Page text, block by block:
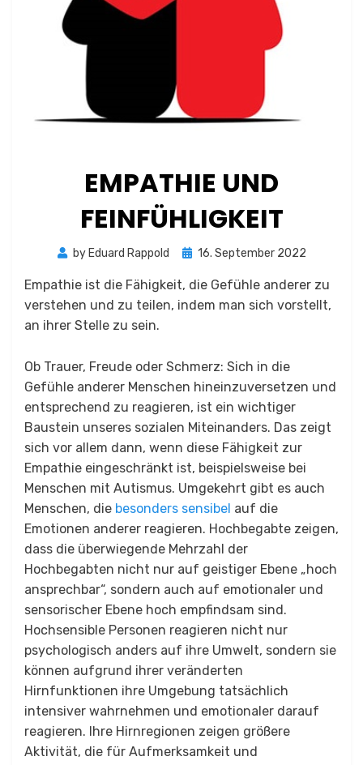
EMPATHIE UND
FEINFÜHLIGKEIT
by Eduard Rappold
Posted
16. September 2022
Empathie ist die Fähigkeit, die Gefühle anderer zu
verstehen und zu teilen, indem man sich vorstellt,
an ihrer Stelle zu sein.
Ob Trauer, Freude oder Schmerz: Sich in die
Gefühle anderer Menschen hineinzuversetzen und
entsprechend zu reagieren, ist ein wichtiger
Baustein unseres sozialen Miteinanders. Das zeigt
sich vor allem dann, wenn diese Fähigkeit zur
Empathie eingeschränkt ist, beispielsweise bei
Menschen mit Autismus. Umgekehrt gibt es auch
Menschen, die besonders sensibel auf die
Emotionen anderer reagieren. Hochbegabte zeigen,
dass die überwiegende Mehrzahl der
Hochbegabten nicht nur auf geistiger Ebene „hoch
ansprechbar“, sondern auch auf emotionaler und
sensorischer Ebene hoch empfindsam sind.
Hochsensible Personen reagieren nicht nur
psychologisch anders auf ihre Umwelt, sondern sie
können aufgrund ihrer veränderten
Hirnfunktionen ihre Umgebung tatsächlich
intensiver wahrnehmen und emotionaler darauf
reagieren. Ihre Hirnregionen zeigen größere
Aktivität, die für Aufmerksamkeit und